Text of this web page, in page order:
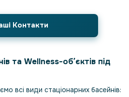
Контакти
та Wellness-обʼєктів під
всі види стаціонарних басейнів: